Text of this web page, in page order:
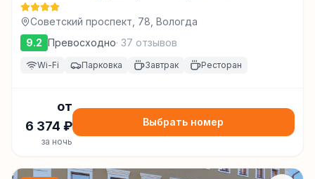
Советский проспект, 78, Вологда
9.2 Превосходно· 37 отзывов
Wi-Fi Парковка Завтрак Ресторан
от
6 374 ₽
за ночь
Выбрать номер